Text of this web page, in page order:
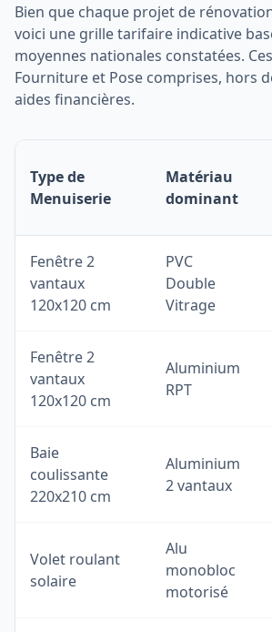
Bien que chaque projet de
voici une grille tarifaire indicative
moyennes nationales constatées.
Fourniture et Pose comprises, hors
aides financières.
Type de
Menuiserie
Matériau
dominant
Fenêtre 2
vantaux
120x120 cm
PVC
Double
Vitrage
Fenêtre 2
vantaux
120x120 cm
Aluminium
RPT
Baie
coulissante
220x210 cm
Aluminium
2 vantaux
Volet roulant
solaire
Alu
monobloc
motorisé